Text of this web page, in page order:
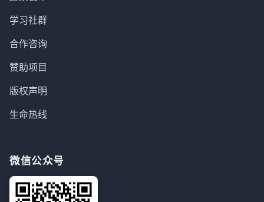
学习社群
合作咨询
赞助项目
版权声明
生命热线
微信公众号